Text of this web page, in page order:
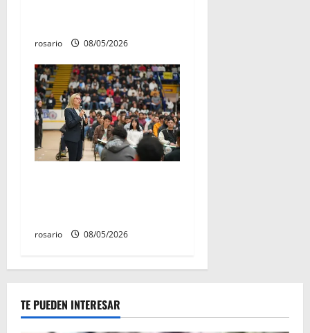
rosario 08/05/2026
rosario 08/05/2026
TE PUEDEN INTERESAR